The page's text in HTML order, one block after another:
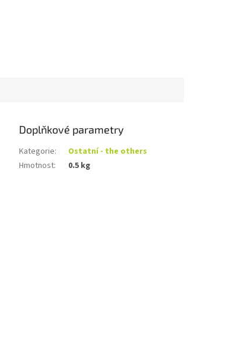
Doplňkové parametry
Kategorie:
Ostatní - the others
Hmotnost: 0.5 kg